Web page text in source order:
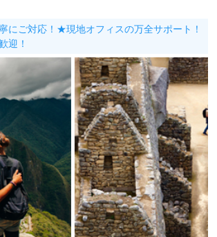
にご対応！★現地オフィスの万全サポート！
迎！